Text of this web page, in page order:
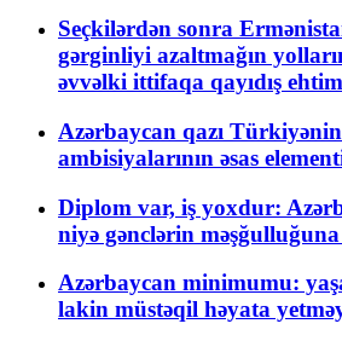
Seçkilərdən sonra
gərginliyi azaltmağın
əvvəlki ittifaqa qayıdış
Azərbaycan qazı
ambisiyalarının əsas
Diplom var, iş yoxdur:
niyə gənclərin
Azərbaycan minimumu:
lakin müstəqil həyata